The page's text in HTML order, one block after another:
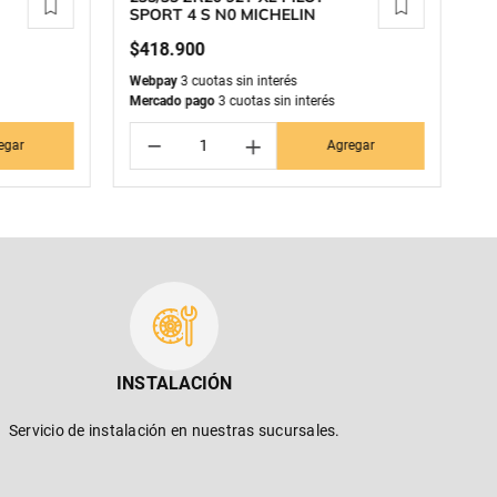
SPORT 4 S N0 MICHELIN
$418.900
Webpay3 cuotas sin interés
Mercado pago3 cuotas sin interés
＋
－ Agregar
INSTALACIÓN
Servicio de instalación en nuestras sucursales.